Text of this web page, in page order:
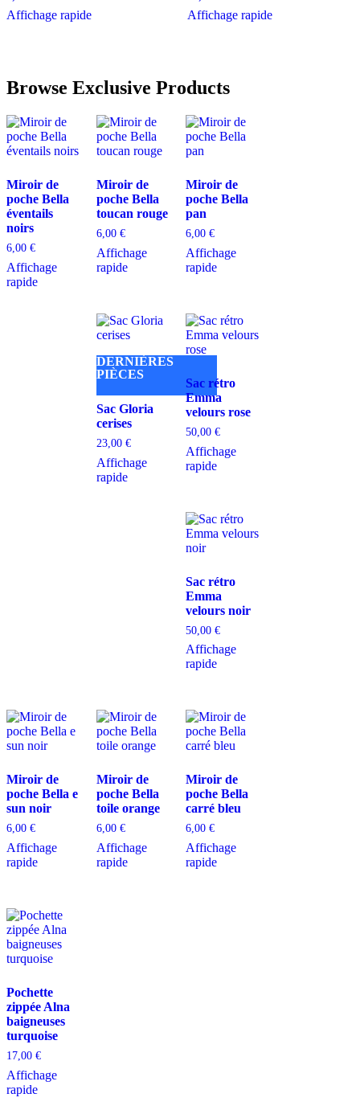
Affichage rapide Affichage rapide
Browse Exclusive Products
Miroir de
poche Bella
éventails
noirs
6,00 €
Affichage
rapide
Miroir de
poche Bella
toucan rouge
6,00 €
Affichage
rapide
Miroir de
poche Bella
pan
6,00€
Affichage
rapide
DERNIÈRES
PIÈCES
Sac Gloria
cerises
23,00 €
Affichage
rapide
Sac rétro
Emma
velours rose
50,00€
Affichage
rapide
Sac rétro
Emma
velours noir
50,00€
Affichage
rapide
Miroir de
poche Bella e
sun noir
6,00 €
Affichage
rapide
Miroir de
poche Bella
toile orange
6,00 €
Affichage
rapide
Miroir de
poche Bella
carré bleu
6,00€
Affichage
rapide
Pochette
zippée Alna
baigneuses
turquoise
17,00 €
Affichage
rapide